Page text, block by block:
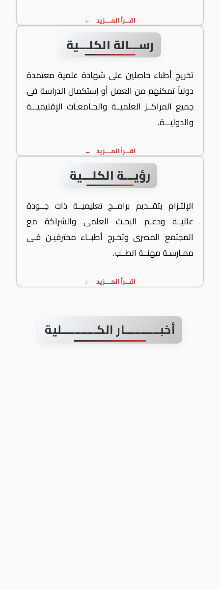
اقـــرأ المــــزيد
رســـالة الكلـــية
تخريج أطباء حاصلين على شهادة علمية معتمدة
دولياً تمكنهم من العمل أو إستكمال الدراسة فى
جميع المراكــز العلميــة والجـامعـات الإقليميـــة
والدوليـــة.
اقـــرأ المــــزيد
رؤيـــة الكلـــية
الإلتـزام بتقــديم برامــج تعليميــة ذات جــودة
عاليــة ودعـم البحـث العلمى والشراكة مع
المجتمع المصرى وتخـرج أطبــاء محترفيـن فـى
ممـارسـة مهنــة الطــب.
اقـــرأ المــــزيد
أخبـــــــــــار الكـــــــــــلية